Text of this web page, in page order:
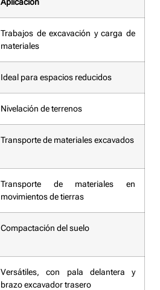
Trabajos de excavación y carga de
materiales
Ideal para espacios reducidos
Nivelación de terrenos
Transporte de materiales excavados
Transporte de materiales en
movimientos de tierras
Compactación del suelo
Versátiles, con pala delantera y
brazo excavador trasero